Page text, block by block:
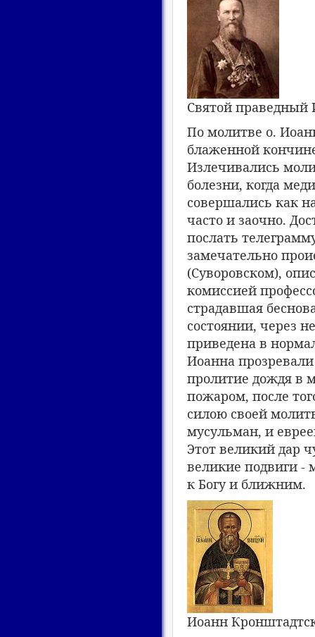
Святой
По молитве о.
блаженной
Излечивались
болезни, когда
совершались как
часто и заочно.
послать
замечательно
(Суворовском),
комиссией
страдавшая
состоянии, через
приведена в
Иоанна
пролитие дождя в
пожаром, после
силою своей
мусульман, и
Этот великий дар
великие подвиги -
к Богу и ближним.
Иоанн